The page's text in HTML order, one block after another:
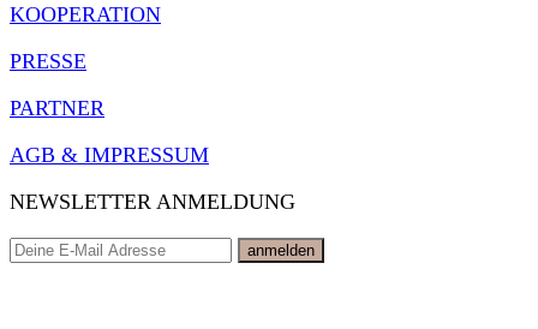
KOOPERATION
PRESSE
PARTNER
AGB & IMPRESSUM
NEWSLETTER ANMELDUNG